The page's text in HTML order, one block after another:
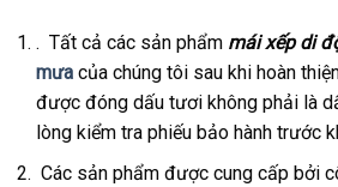
. Tất cả các sản phẩm mái xếp di
mưa của chúng tôi sau khi hoàn
được đóng dấu tươi không phải là
lòng kiểm tra phiếu bảo hành trước
Các sản phẩm được cung cấp bởi